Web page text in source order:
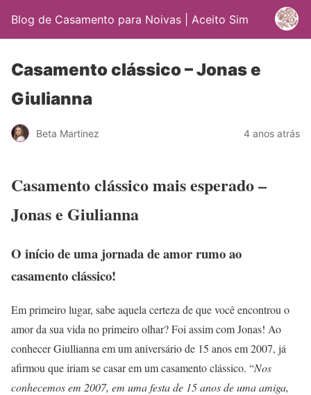
Blog de Casamento para Noivas | Aceito Sim
Casamento clássico – Jonas e
Giulianna
Beta Martinez 4 anos atrás
Casamento clássico mais esperado –
Jonas e Giulianna
O início de uma jornada de amor rumo ao
casamento clássico!
Em primeiro lugar, sabe aquela certeza de que você encontrou o
amor da sua vida no primeiro olhar? Foi assim com Jonas! Ao
conhecer Giullianna em um aniversário de 15 anos em 2007, já
afirmou que iriam se casar em um casamento clássico. “Nos
conhecemos em 2007, em uma festa de 15 anos de uma amiga,